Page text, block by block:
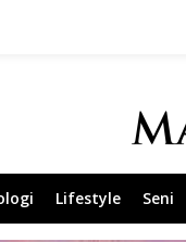
Lifestyle Seni